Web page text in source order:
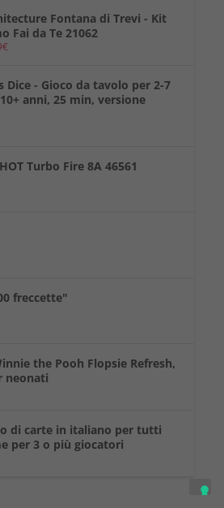
Fontana di Trevi - Kit
Fai da Te 21062
€
Dice - Gioco da tavolo per 2-7
anni, 25 min, versione
Turbo Fire 8A 46561
freccette"
the Pooh Flopsie Refresh,
neonati
di carte in italiano per tutti
per 3 o più giocatori